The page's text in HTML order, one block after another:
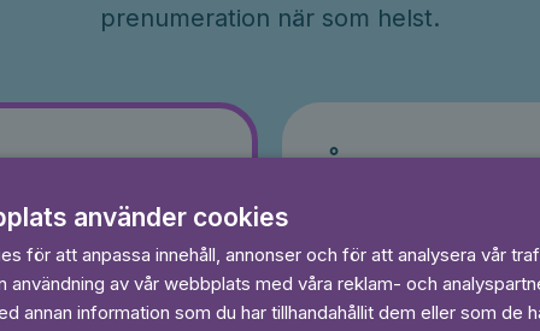
prenumeration när som helst.
Betalas per år, 849 kr/år
Prova 7 dagar gratis
Läs och lyssna obegränsat
använder cookies
för att anpassa innehåll, annonser och för att analysera vår
användning av vår webbplats med våra reklam- och
annan information som du har tillhandahållit dem eller som de